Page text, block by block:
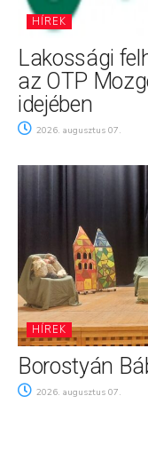
HÍREK
Lakossági
az OTP
idejében
2026. augusztus 07.
HÍREK
Borostyán
2026. augusztus 07.